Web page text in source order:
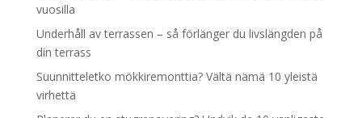
vuosilla
Underhåll av terrassen – så förlänger du livslängden på
din terrass
Suunnitteletko mökkiremonttia? Vältä nämä 10 yleistä
virhettä